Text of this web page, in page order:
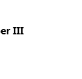
III